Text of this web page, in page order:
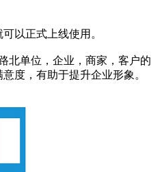
以正式上线使用。
北单位，企业，商家，客户的
度，有助于提升企业形象。